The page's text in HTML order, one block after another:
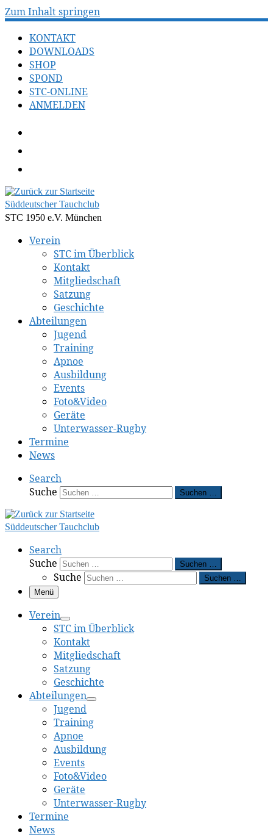
Zum Inhalt springen
KONTAKT
DOWNLOADS
SHOP
SPOND
STC-ONLINE
ANMELDEN
Süddeutscher Tauchclub
STC 1950 e.V. München
Verein
STC im Überblick
Kontakt
Mitgliedschaft
Satzung
Geschichte
Abteilungen
Jugend
Training
Apnoe
Ausbildung
Events
Foto&Video
Geräte
Unterwasser-Rugby
Termine
News
Search
Suche
Suchen …
Süddeutscher Tauchclub
Search
Suche
Suchen …
Suche
Suchen …
Menü
Verein
STC im Überblick
Kontakt
Mitgliedschaft
Satzung
Geschichte
Abteilungen
Jugend
Training
Apnoe
Ausbildung
Events
Foto&Video
Geräte
Unterwasser-Rugby
Termine
News